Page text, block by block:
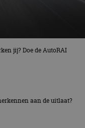
jij? Doe de AutoRAI
aan de uitlaat?